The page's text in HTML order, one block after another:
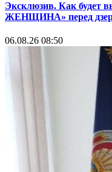
Эксклюзив. Как будет
ЖЕНЩИНА» перед
06.08.26 08:50